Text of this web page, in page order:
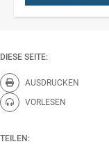
DIESE SEITE:
AUSDRUCKEN
Diese Seite
VORLESEN
Diese Seite
TEILEN: